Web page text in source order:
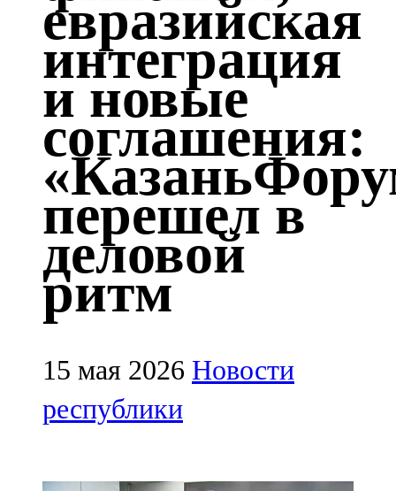
Казан
91,5 FM
Кайбыч
106,1 FM
Кама тамагы
71,51 FM
Кукмара
107,9 FM
Лениногорский
102,1 FM
Мамадыш
106,2 FM
Минзәлә
евразийская
интеграция
и новые
соглашения:
перешел в
деловой
ритм
15 мая 2026 Новости
республики